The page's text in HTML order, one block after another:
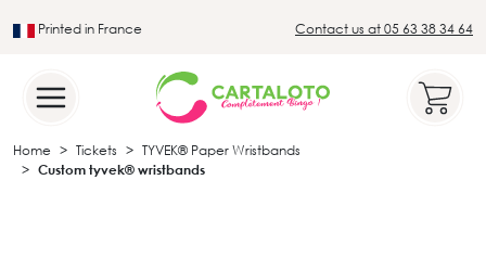
Printed in France Contact us at 05 63 38 34 64
Home Tickets
TYVEK® Paper Wristbands
Custom tyvek® wristbands